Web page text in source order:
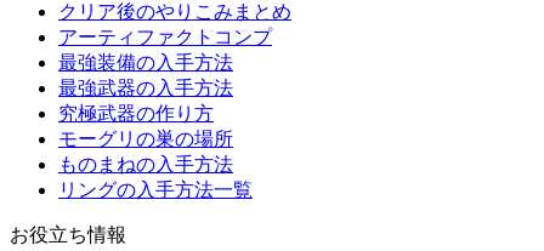
クリア後のやりこみまとめ
アーティファクトコンプ
最強装備の入手方法
最強武器の入手方法
究極武器の作り方
モーグリの巣の場所
ものまねの入手方法
リングの入手方法一覧
お役立ち情報